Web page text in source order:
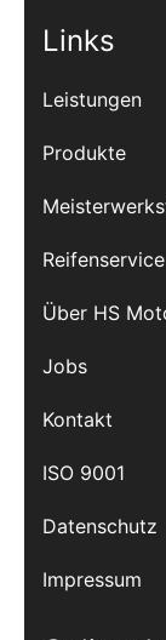
Links
Leistungen
Produkte
Reifenservice
Über HS
Jobs
Kontakt
ISO 9001
Datenschutz
Impressum